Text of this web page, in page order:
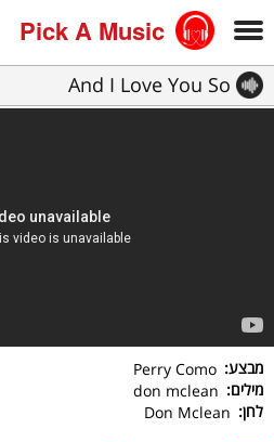
Pick A Music
And I Love You So
מבצע: Perry Como
מילים: don mclean
לחן: Don Mclean